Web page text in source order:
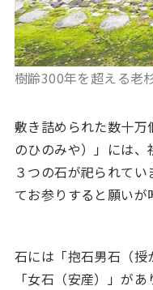
樹齢300年を超える老
敷き詰められた数十
のひのみや）」には
３つの石が祀られて
てお参りすると願いが
石には「抱石男石（授
「女石（安産）」が